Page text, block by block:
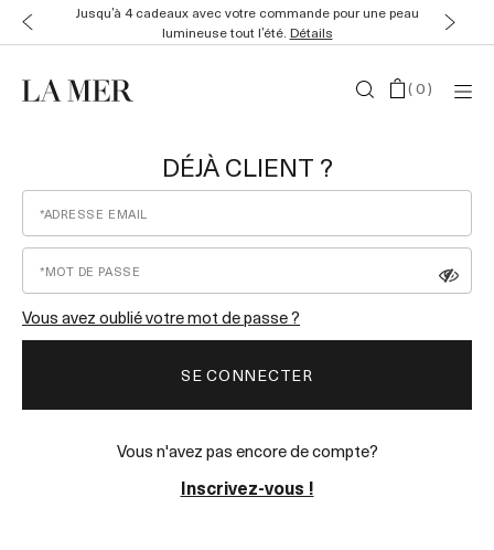
Jusqu’à 4 cadeaux avec votre commande pour une peau
lumineuse tout l’été. Détails
(0)
DÉJÀ CLIENT ?
Vous avez oublié votre mot de passe ?
Vous n'avez pas encore de compte?
Inscrivez-vous !